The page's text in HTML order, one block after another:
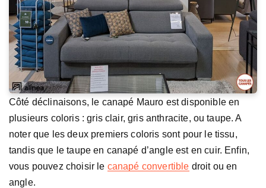
Côté déclinaisons, le canapé Mauro est disponible en
plusieurs coloris : gris clair, gris anthracite, ou taupe. A
noter que les deux premiers coloris sont pour le tissu,
tandis que le taupe en canapé d’angle est en cuir. Enfin,
vous pouvez choisir le canapé convertible droit ou en
angle.